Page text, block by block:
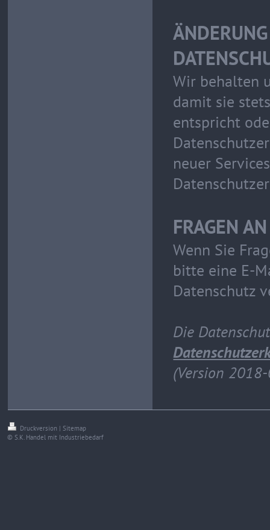
Wir behalten
damit sie
entspricht
neuer
FRAGEN
Wenn Sie
bitte eine E-
Datenschutz
Die
(Version
Druckversion | Sitemap
© S.K. Handel mit Industriebedarf